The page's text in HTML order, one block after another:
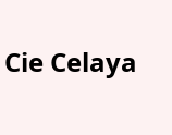
Celaya